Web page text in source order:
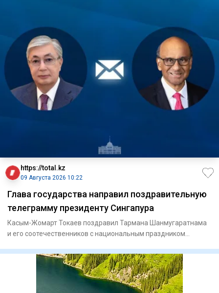
https://total.kz
09 Августа 2026 10:22
Глава государства направил поздравительную
телеграмму президенту Сингапура
Касым-Жомарт Токаев поздравил Тармана Шанмугаратнама
и его соотечественников с национальным праздником